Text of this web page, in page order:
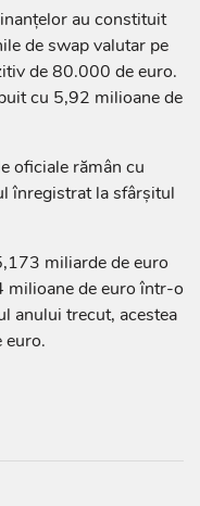
au constituit
de swap valutar pe
de 80.000 de euro.
cu 5,92 milioane de
oficiale rămân cu
înregistrat la sfârșitul
miliarde de euro
de euro într-o
anului trecut, acestea
euro.